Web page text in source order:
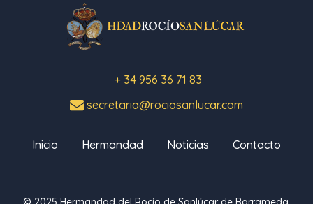
+ 34 956 36 71 83
secretaria@rociosanlucar.com
Inicio Hermandad Noticias Contacto